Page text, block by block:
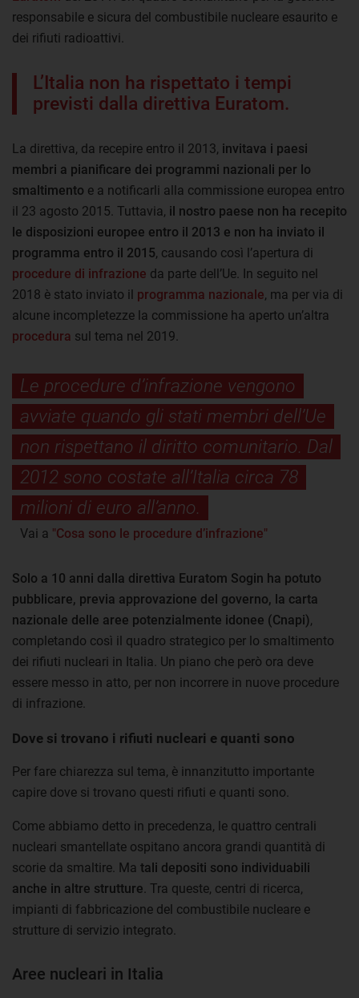
responsabile e sicura del combustibile nucleare esaurito e
dei rifiuti radioattivi.
L’Italia non ha rispettato i tempi
previsti dalla direttiva Euratom.
La direttiva, da recepire entro il 2013, invitava i paesi
membri a pianificare dei programmi nazionali per lo
smaltimento e a notificarli alla commissione europea entro
il 23 agosto 2015. Tuttavia, il nostro paese non ha recepito
le disposizioni europee entro il 2013 e non ha inviato il
programma entro il 2015, causando così l’apertura di
procedure di infrazione da parte dell’Ue. In seguito nel
2018 è stato inviato il programma nazionale, ma per via di
alcune incompletezze la commissione ha aperto un’altra
procedura sul tema nel 2019.
Le procedure d’infrazione vengono
avviate quando gli stati membri dell’Ue
non rispettano il diritto comunitario. Dal
2012 sono costate all’Italia circa 78
milioni di euro all’anno.
Vai a "Cosa sono le procedure d’infrazione"
Solo a 10 anni dalla direttiva Euratom Sogin ha potuto
pubblicare, previa approvazione del governo, la carta
nazionale delle aree potenzialmente idonee (Cnapi),
completando così il quadro strategico per lo smaltimento
dei rifiuti nucleari in Italia. Un piano che però ora deve
essere messo in atto, per non incorrere in nuove procedure
di infrazione.
Dove si trovano i rifiuti nucleari e quanti sono
Per fare chiarezza sul tema, è innanzitutto importante
capire dove si trovano questi rifiuti e quanti sono.
Come abbiamo detto in precedenza, le quattro centrali
nucleari smantellate ospitano ancora grandi quantità di
scorie da smaltire. Ma tali depositi sono individuabili
anche in altre strutture . Tra queste, centri di ricerca,
impianti di fabbricazione del combustibile nucleare e
strutture di servizio integrato.
Aree nucleari in Italia